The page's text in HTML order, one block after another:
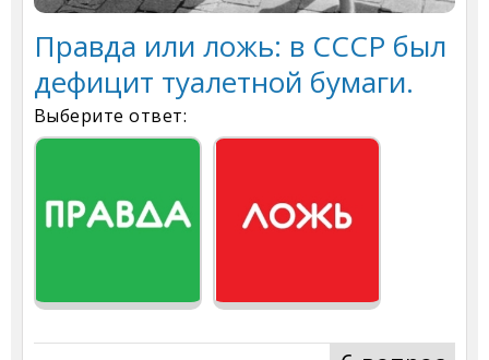
Правда или ложь: в СССР был
дефицит туалетной бумаги.
Выберите ответ: